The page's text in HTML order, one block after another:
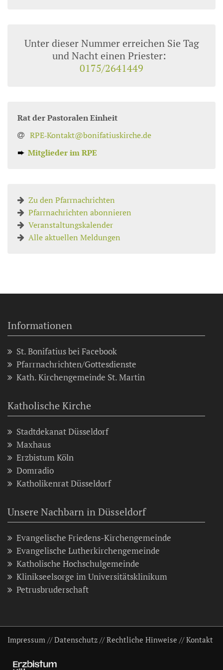
Unter dieser Nummer erreichen Sie Tag
und Nacht einen Priester:
0175/2641449
Rat der Pastoralen Einheit
RPE‑Kontakt@bonifatiuskirche.de
➨ Mitglieder im RPE
Zu den Pfarrnachrichten
Pfarrnachrichten abonnieren
Veranstaltungskalender
Alle aktuellen Meldungen
Informationen
St. Bonifatius bei Facebook
Pfarrnachrichten/Gottesdienste
Kath. Kirchengemeinde St. Martin
Katholische Kirche
Stadtdekanat Düsseldorf
Maxhaus
Erzbistum Köln
Domradio
Katholikenrat Düsseldorf
Unsere Nachbarn in Düsseldorf
Evangelische Friedens-Kirchengemeinde
Evangelische Lutherkirchengemeinde
Katholische Hochschulgemeinde
Klinikseelsorge im Universitätsklinikum
Petrusbruderschaft
Impressum //Datenschutz //Rechtliche Hinweise //Kontakt